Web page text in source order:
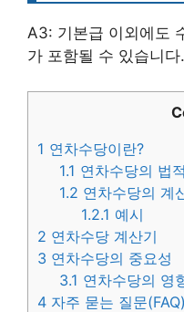
A3: 기본급 이외에도
가 포함될 수 있습니다.
1 연차수당이란?
1.1 연차수당의 법
1.2 연차수당의 계
1.2.1 예시
2 연차수당 계산기
3 연차수당의 중요성
3.1 연차수당의 영
4 자주 묻는 질문(FAQ)